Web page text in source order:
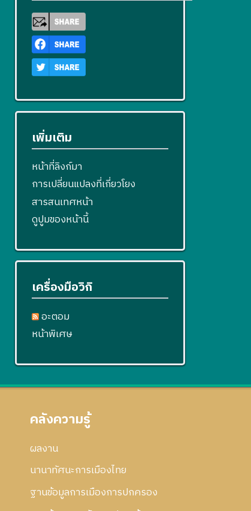
เพิ่มเติม
หน้าที่ลิงก์มา
การเปลี่ยนแปลงที่เกี่ยวโยง
สารสนเทศหน้า
ดูปูมของหน้านี้
เครื่องมือวิกิ
อะตอม
หน้าพิเศษ
คลังความรู้
ผลงาน
นานาทัศนะการเมืองไทย
ฐานข้อมูลการเมืองการปกครอง